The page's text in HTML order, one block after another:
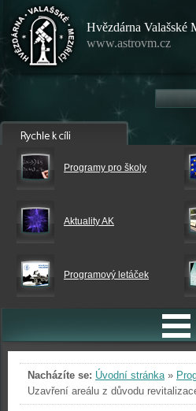
Hvězdárna Valašské
www.astrovm.cz
Programy pro školy
Aktuality AK
Programový letáček
Nacházíte se: Úvodní stránka»
Uzavření areálu z důvodu